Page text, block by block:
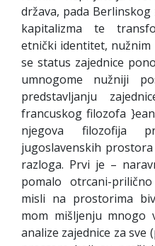
država, pada
kapitalizma te
etnički identitet, nužnim
se status zajednice
umnogome nužniji
predstavljanju
francuskog filozofa
njegova filozofija
jugoslavenskih
razloga. Prvi je –
pomalo otrcani-
misli na prostorima
mom mišljenju mnogo
analize zajednice za sve